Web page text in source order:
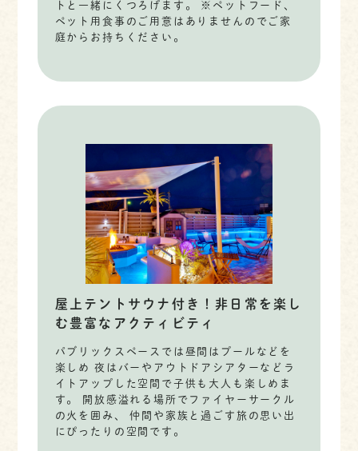
トと一緒にくつろげます。 ※ペットフード、
ペット用食事のご用意はありませんのでご家
庭からお持ちください。
屋上テントサウナ付き！非日常を楽し
む豊富なアクティビティ
パブリックスペースでは昼間はプールなどを
楽しめ 夜はバーやアウトドアシアターなどラ
イトアップした空間で子供も大人も楽しめま
す。 開放感溢れる場所でファイヤーサークル
の火を囲み、 仲間や家族と過ごす旅の思い出
にぴったりの空間です。